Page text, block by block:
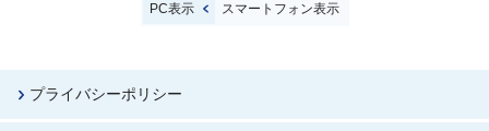
PC表示 スマートフォン表示
プライバシーポリシー